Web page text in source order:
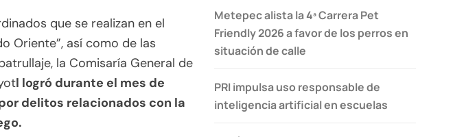
que se realizan en el
Oriente”, así como de las
la Comisaría General de
l logró durante el mes de
delitos relacionados con la
Metepec alista la 4ª Carrera Pet
Friendly 2026 a favor de los perros en
situación de calle
PRI impulsa uso responsable de
inteligencia artificial en escuelas